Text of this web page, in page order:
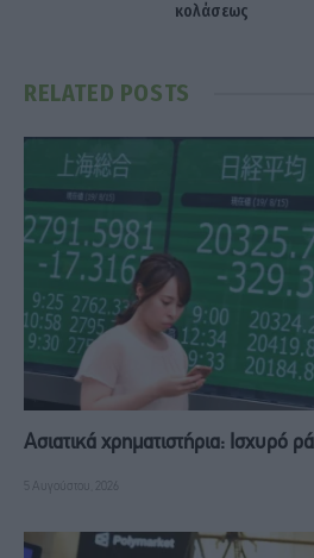
κολάσεως
RELATED POSTS
Ασιατικά χρηματιστήρια: Ισχυρό
5 Αυγούστου, 2026